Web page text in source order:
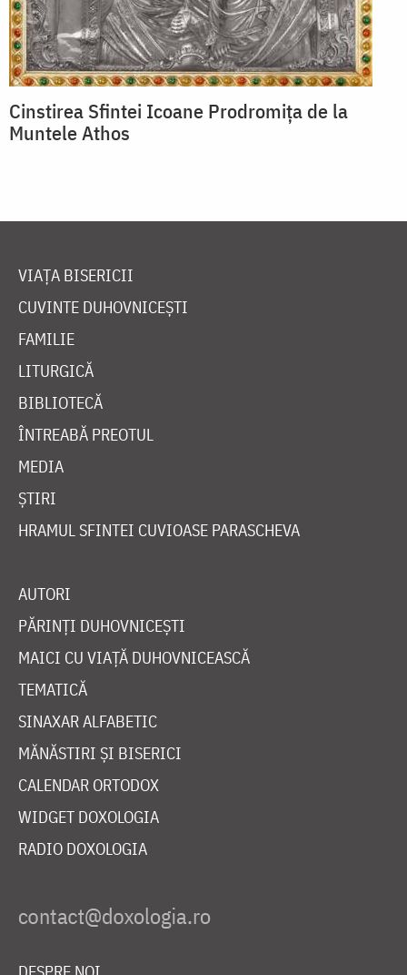
Cinstirea Sfintei Icoane Prodromița de la
Muntele Athos
VIAȚA BISERICII
CUVINTE DUHOVNICEȘTI
FAMILIE
LITURGICĂ
BIBLIOTECĂ
ÎNTREABĂ PREOTUL
MEDIA
ȘTIRI
HRAMUL SFINTEI CUVIOASE PARASCHEVA
AUTORI
PĂRINȚI DUHOVNICEȘTI
MAICI CU VIAȚĂ DUHOVNICEASCĂ
TEMATICĂ
SINAXAR ALFABETIC
MĂNĂSTIRI ȘI BISERICI
CALENDAR ORTODOX
WIDGET DOXOLOGIA
RADIO DOXOLOGIA